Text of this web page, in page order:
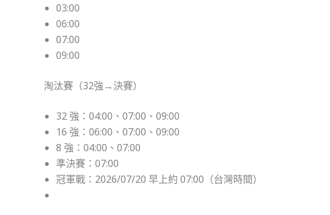
03:00
06:00
07:00
09:00
淘汰賽（32強→決賽）
32 強：04:00、07:00、09:00
16 強：06:00、07:00、09:00
8 強：04:00、07:00
準決賽：07:00
冠軍戰：2026/07/20 早上約 07:00（台灣時間）